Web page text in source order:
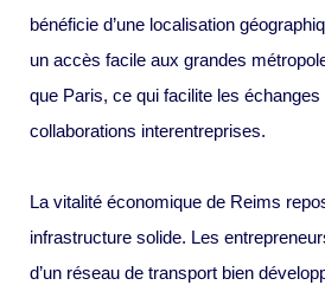
bénéficie d’une localisation
un accès facile aux grandes
que Paris, ce qui facilite les
collaborations interentreprises.
La vitalité économique de Reims
infrastructure solide. Les
d’un réseau de transport bien